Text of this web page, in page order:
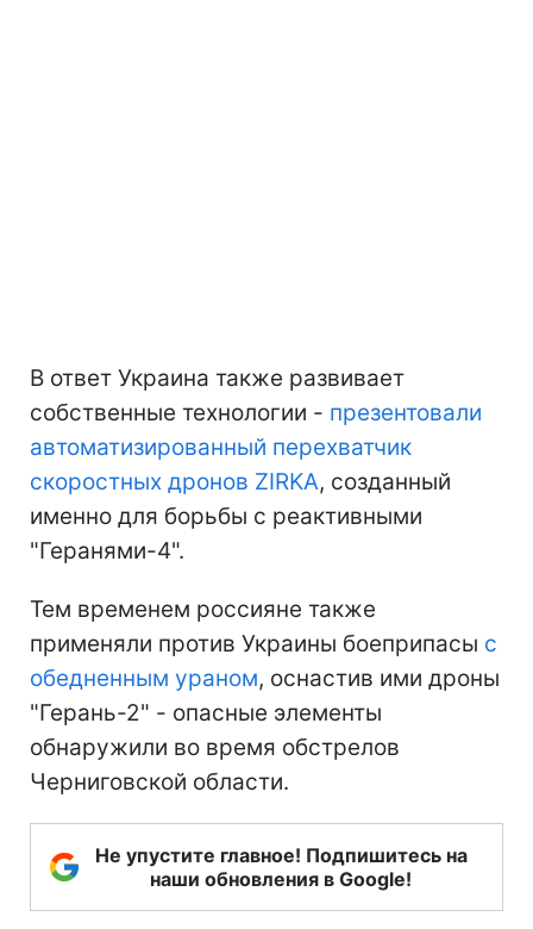
В ответ Украина также развивает
собственные технологии - презентовали
автоматизированный перехватчик
скоростных дронов ZIRKA, созданный
именно для борьбы с реактивными
"Геранями-4".
Тем временем россияне также
применяли против Украины боеприпасы с
обедненным ураном, оснастив ими дроны
"Герань-2" - опасные элементы
обнаружили во время обстрелов
Черниговской области.
Не упустите главное! Подпишитесь на
наши обновления в Google!